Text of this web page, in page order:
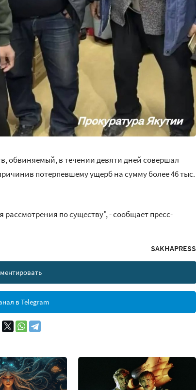
обвиняемый, в течении девяти дней совершал
потерпевшему ущерб на сумму более 46 тыс.
по существу", - сообщает пресс-
SAKHAPRESS
в Telegram